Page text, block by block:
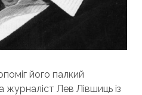
його палкий
Лев Лівшиць із